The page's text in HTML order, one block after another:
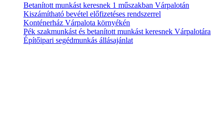
Betanított munkást keresnek 1 műszakban Várpalotán
Kiszámítható bevétel előfizetéses rendszerrel
Konténerház Várpalota környékén
Pék szakmunkást és betanított munkást keresnek Várpalotára
Építőipari segédmunkás állásajánlat